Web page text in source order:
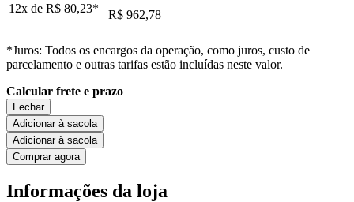
12x de R$ 80,23* R$ 962,78
*Juros: Todos os encargos da operação, como juros, custo de
parcelamento e outras tarifas estão incluídas neste valor.
Calcular frete e prazo
Fechar
Adicionar à sacola
Adicionar à sacola
Comprar agora
Informações da loja